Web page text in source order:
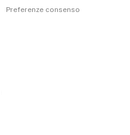
Preferenze consenso